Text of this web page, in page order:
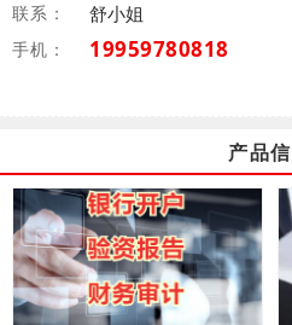
联系： 舒小姐
手机： 19959780818
产品